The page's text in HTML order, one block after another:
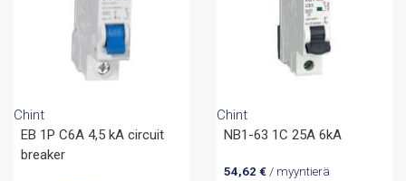
Chint
EB 1P C6A 4,5 kA circuit
breaker
Chint
NB1-63 1C 25A 6kA
54,62 €/ myyntierä